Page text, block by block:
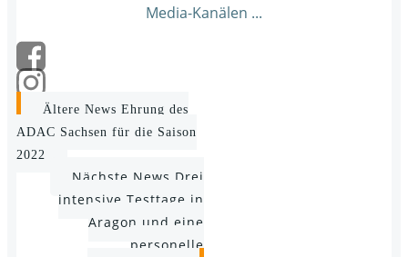
Media-Kanälen ...
Post
navigation
Ältere News Ehrung des
ADAC Sachsen für die Saison
2022
Post
navigation
Nächste News Drei
intensive Testtage in
Aragon und eine
personelle